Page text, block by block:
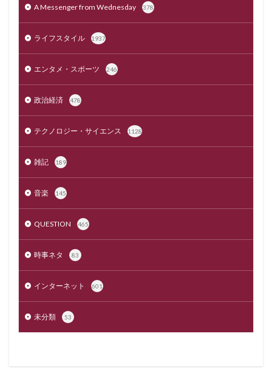
A Messenger from Wednesday 378
ライフスタイル 1937
エンタメ・スポーツ 246
政治経済 478
テクノロジー・サイエンス 1128
雑記 189
音楽 145
QUESTION 465
時事ネタ 83
インターネット 601
未分類 53